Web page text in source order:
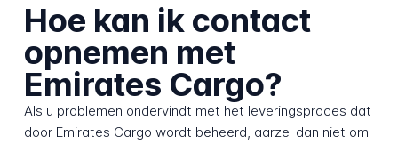
Hoe kan ik contact
opnemen met
Emirates Cargo?
Als u problemen ondervindt met het leveringsproces dat
door Emirates Cargo wordt beheerd, aarzel dan niet om